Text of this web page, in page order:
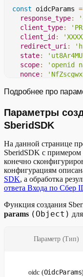
nonce String
login_hint String
response_type String
const oidcParams =
response_type:
client_type:
client_id :
redirect_uri :
state:
scope: 'openid
nonce:
anyParam:
Подробнее про
Параметры
SberidSDK
На данной странице
SberidSDK с примером
конечно
конфигурациям
SDK, а обработка
ответа Входа по Сбер
Функция создания
params (Object)
Параметр (Тип)
oidc (OidcParams)